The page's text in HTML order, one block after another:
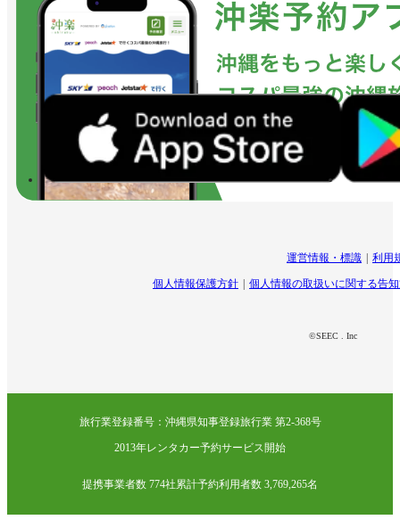
運営情報・標識 利用
個人情報保護方針 個人情報の取扱いに関する告
©SEEC . Inc
旅行業登録番号：沖縄県知事登録旅行業 第2-368号
2013年レンタカー予約サービス開始
提携事業者数 774社累計予約利用者数 3,769,265名